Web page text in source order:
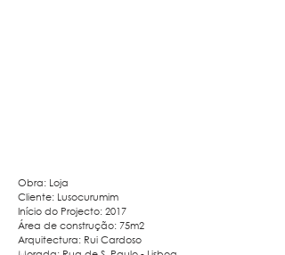
Obra: Loja
Cliente: Lusocurumim
Início do Projecto: 2017
Área de construção: 75m2
Arquitectura: Rui Cardoso